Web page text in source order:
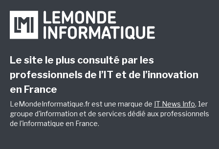
Le site le plus consulté par les
professionnels de l’IT et de l’innovation
en France
LeMondeInformatique.fr est une marque de IT News Info, 1er
groupe d'information et de services dédié aux professionnels
de l'informatique en France.